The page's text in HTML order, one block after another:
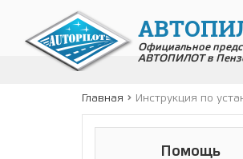
Официальное
АВТОПИЛОТ в
Главная Инструкция по
Помощь